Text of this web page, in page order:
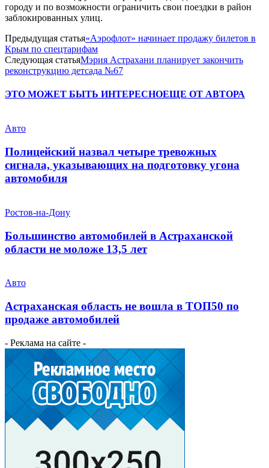
городу и по возможности ограничить свои поездки в район
заблокированных улиц.
Предыдущая статья«Аэрофлот» начинает продажу билетов в
Крым по спецтарифам
Следующая статьяМэрия Астрахани планирует закончить
реконструкцию детсада №67
ЭТО МОЖЕТ БЫТЬ ИНТЕРЕСНОЕЩЕ ОТ АВТОРА
Авто
Полицейский назвал четыре тревожных
сигнала, указывающих на подготовку угона
автомобиля
Ростов-на-Дону
Большинство автомобилей в Астраханской
области не моложе 13,5 лет
Авто
Астраханская область не вошла в ТОП50 по
продаже автомобилей
- Реклама на сайте -